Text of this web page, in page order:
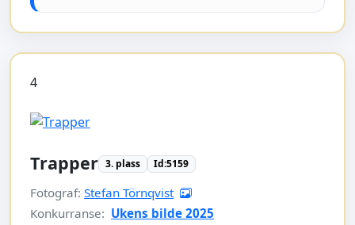
4
Trapper 3. plass Id:5159
Fotograf: Stefan Törnqvist
Konkurranse: Ukens bilde 2025